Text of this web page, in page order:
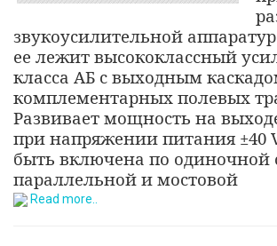
звукоусилительной
ее лежит высококлассный
класса АБ с выходным
комплементарных полевых
Развивает мощность на
при напряжении питания ±40
быть включена по одиночной
параллельной и мостовой
Read more..